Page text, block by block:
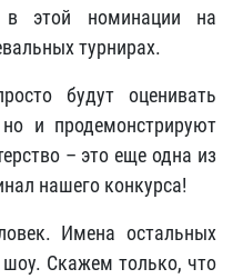
этой номинации на
турнирах.
будут оценивать
и продемонстрируют
– это еще одна из
нашего конкурса!
Имена остальных
шоу. Скажем только, что